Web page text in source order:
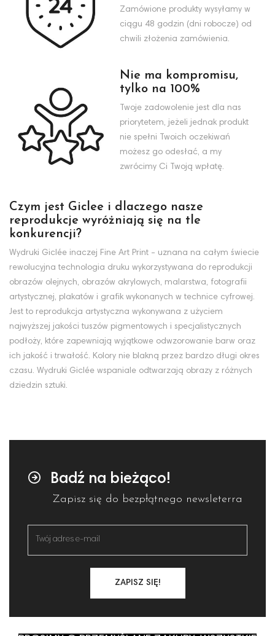
Zamówione produkty wysyłamy w
ciągu 48 godzin (dni robocze) od
chwili złożenia zamówienia.
Nie ma kompromisu,
tylko na 100%
Twoje zadowolenie jest dla nas
priorytetem, jeżeli jednak produkt
nie spełni Twoich oczekiwań
możesz go odesłać, a my
zwrócimy Ci Twoją wpłatę.
Czym jest Giclee i dlaczego nasze
reprodukcje wyróżniają się na tle
konkurencji?
Wydruki Giclée inaczej Fine Art Print - uznana na całym świecie
rewolucyjna technologia druku wykorzystywana do reprodukcji
obrazów olejnych, obrazów akrylowych, malarstwa, fotografii
artystycznej, plakatów i grafik wykonanych w technice cyfrowej.
Jest to reprodukcja artystyczna wykonywana z użyciem
najwyższej jakości tuszów pigmentowych i specjalistycznych
podłoży, które zapewniają wyjątkowe odwzorowanie barw oraz
ich jakość i trwałość. Kolory nie blakną przez bardzo długi okres
czasu. Wydruki Giclée wspaniale odtwarzają obrazy z różnych
dziedzin sztuki.
Badź na bieżąco!
Zapisz się do bezpłątnego newsleterra
ZAPISZ SIĘ!